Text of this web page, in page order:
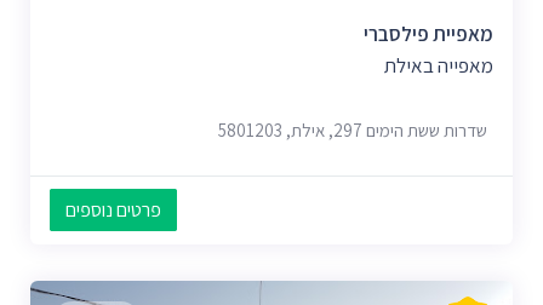
מאפיית פילסברי
מאפייה באילת
שדרות ששת הימים 297, אילת, 5801203
פרטים נוספים